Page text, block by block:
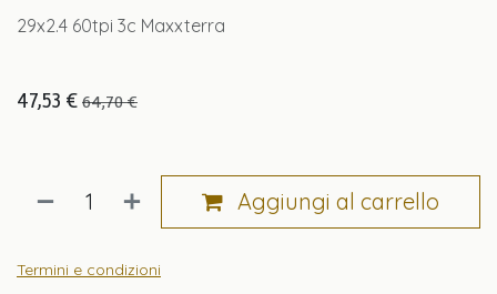
29x2.4 60tpi 3c Maxxterra
47,53 € 64,70€
Aggiungi al carrello
Termini e condizioni